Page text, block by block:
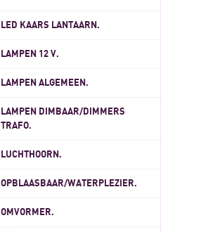
LED KAARS LANTAARN.
LAMPEN 12 V.
LAMPEN ALGEMEEN.
LAMPEN DIMBAAR/DIMMERS
TRAFO.
LUCHTHOORN.
OPBLAASBAAR/WATERPLEZIER.
OMVORMER.